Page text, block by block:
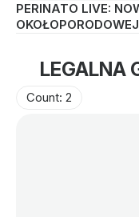
PERINATO LIVE:
OKOŁOPORODOWEJ
LEGALNA
Count: 2